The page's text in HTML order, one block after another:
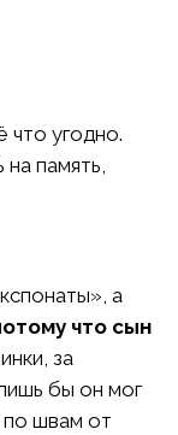
что угодно.
память,
а
что сын
за
бы он мог
швам от